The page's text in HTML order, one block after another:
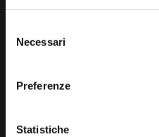
delNecessari
Preferenze
Statistiche
powered byGoogle
lascia una recensione su